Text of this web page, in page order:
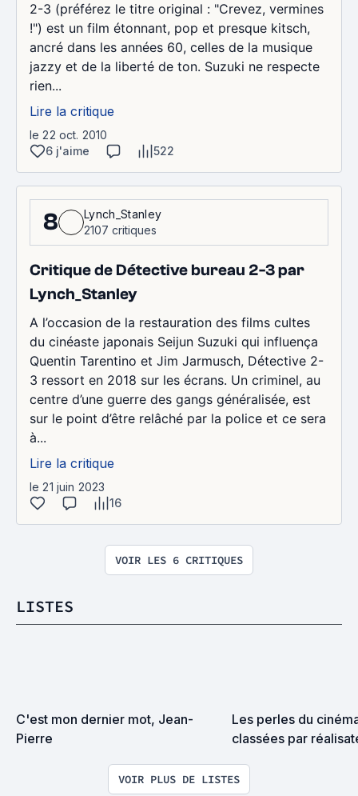
2-3 (préférez le titre original : "Crevez, vermines
!") est un film étonnant, pop et presque kitsch,
ancré dans les années 60, celles de la musique
jazzy et de la liberté de ton. Suzuki ne respecte
rien...
Lire la critique
le 22 oct. 2010
6 j'aime
522
8
Lynch_Stanley
2107 critiques
Critique de Détective bureau 2-3 par
Lynch_Stanley
A l’occasion de la restauration des films cultes
du cinéaste japonais Seijun Suzuki qui influença
Quentin Tarentino et Jim Jarmusch, Détective 2-
3 ressort en 2018 sur les écrans. Un criminel, au
centre d’une guerre des gangs généralisée, est
sur le point d’être relâché par la police et ce sera
à...
Lire la critique
le 21 juin 2023
16
VOIR LES 6 CRITIQUES
LISTES
C'est mon dernier mot, Jean-
Pierre
Les perles du
classées par
VOIR PLUS DE LISTES